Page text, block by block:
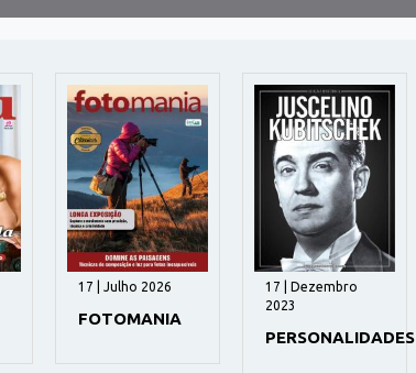
17 | Julho 2026
FOTOMANIA
17 | Dezembro
2023
PERSONALIDADES